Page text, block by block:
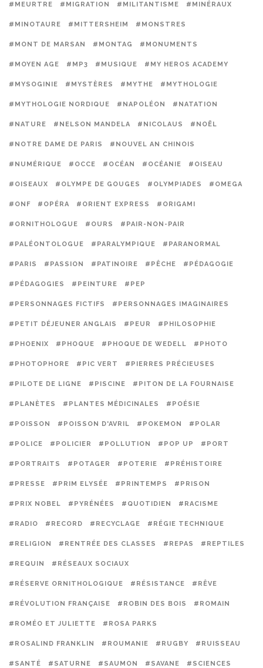
#MEURTRE #MIGRATION #MILITANTISME #MINÉRAUX
#MINOTAURE #MITTERSHEIM #MONSTRES
#MONT DE MARSAN #MONTAG #MONUMENTS
#MOYEN AGE #MP3 #MUSIQUE #MY HEROS ACADEMY
#MYSOGINIE #MYSTÈRES #MYTHE #MYTHOLOGIE
#MYTHOLOGIE NORDIQUE #NAPOLÉON #NATATION
#NATURE #NELSON MANDELA #NICOLAUS #NOËL
#NOTRE DAME DE PARIS #NOUVEL AN CHINOIS
#NUMÉRIQUE #OCCE #OCÉAN #OCÉANIE #OISEAU
#OISEAUX #OLYMPE DE GOUGES #OLYMPIADES #OMEGA
#ONF #OPÉRA #ORIENT EXPRESS #ORIGAMI
#ORNITHOLOGUE #OURS #PAIR-NON-PAIR
#PALÉONTOLOGUE #PARALYMPIQUE #PARANORMAL
#PARIS #PASSION #PATINOIRE #PÊCHE #PÉDAGOGIE
#PÉDAGOGIES #PEINTURE #PEP
#PERSONNAGES FICTIFS #PERSONNAGES IMAGINAIRES
#PETIT DÉJEUNER ANGLAIS #PEUR #PHILOSOPHIE
#PHOENIX #PHOQUE #PHOQUE DE WEDELL #PHOTO
#PHOTOPHORE #PIC VERT #PIERRES PRÉCIEUSES
#PILOTE DE LIGNE #PISCINE #PITON DE LA FOURNAISE
#PLANÈTES #PLANTES MÉDICINALES #POÉSIE
#POISSON #POISSON D'AVRIL #POKEMON #POLAR
#POLICE #POLICIER #POLLUTION #POP UP #PORT
#PORTRAITS #POTAGER #POTERIE #PRÉHISTOIRE
#PRESSE #PRIM ELYSÉE #PRINTEMPS #PRISON
#PRIX NOBEL #PYRÉNÉES #QUOTIDIEN #RACISME
#RADIO #RECORD #RECYCLAGE #RÉGIE TECHNIQUE
#RELIGION #RENTRÉE DES CLASSES #REPAS #REPTILES
#REQUIN #RÉSEAUX SOCIAUX
#RÉSERVE ORNITHOLOGIQUE #RÉSISTANCE #RÊVE
#RÉVOLUTION FRANÇAISE #ROBIN DES BOIS #ROMAIN
#ROMÉO ET JULIETTE #ROSA PARKS
#ROSALIND FRANKLIN #ROUMANIE #RUGBY #RUISSEAU
#SANTÉ #SATURNE #SAUMON #SAVANE #SCIENCES